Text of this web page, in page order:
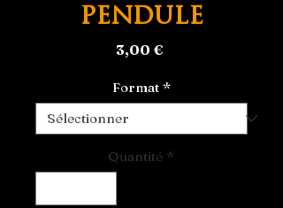
pendule
3,00 €Prix
Format *
Quantité *